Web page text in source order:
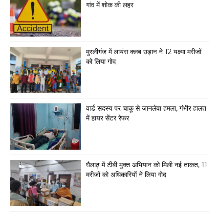
गांव में शोक की लहर
मुरलीगंज में लायंस क्लब उड़ान ने 12 यक्ष्मा मरीजों
को लिया गोद
वार्ड सदस्य पर चाकू से जानलेवा हमला, गंभीर हालत
में हायर सेंटर रेफर
घैलाढ़ में टीबी मुक्त अभियान को मिली नई ताकत, 11
मरीजों को अधिकारियों ने लिया गोद